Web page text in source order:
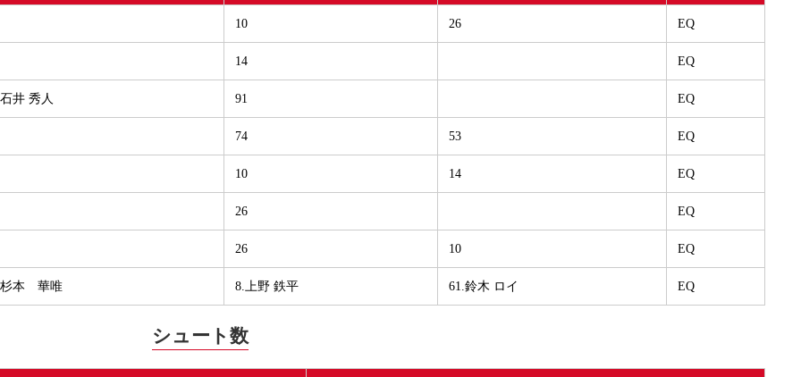
10 26 EQ
14 EQ
井 秀人 91 EQ
74 53 EQ
10 14 EQ
26 EQ
26 10 EQ
杉本 華唯 8.上野 鉄平 61.鈴木 ロイ EQ
シュート数